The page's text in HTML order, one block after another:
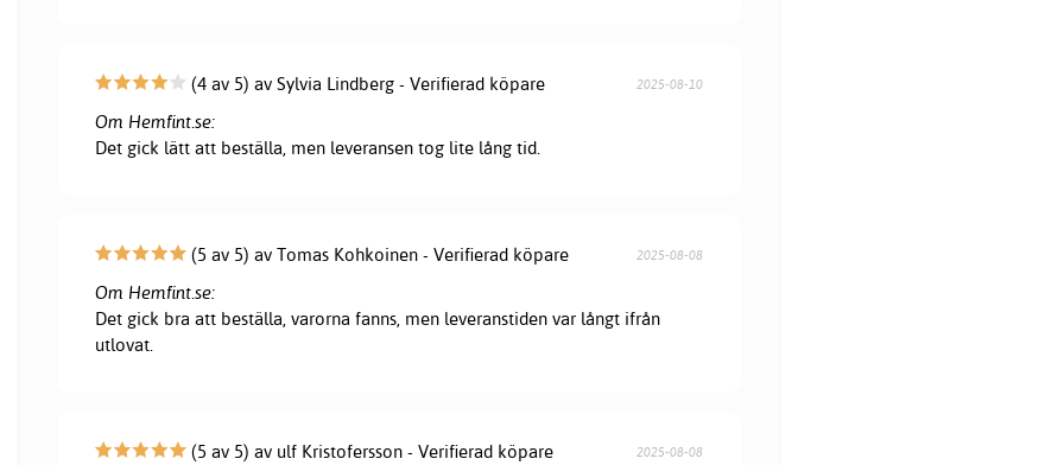
(4 av 5) av Sylvia Lindberg - Verifierad köpare 2025-08-10
Om Hemfint.se:
Det gick lätt att beställa, men leveransen tog lite lång tid.
(5 av 5) av Tomas Kohkoinen - Verifierad köpare 2025-08-08
Om Hemfint.se:
Det gick bra att beställa, varorna fanns, men leveranstiden var långt ifrån
utlovat.
(5 av 5) av ulf Kristofersson - Verifierad köpare 2025-08-08